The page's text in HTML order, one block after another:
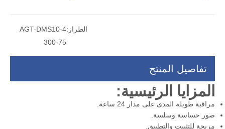
الطراز:AGT-DMS10-4
300-75
تفاصيل المنتج
المزايا الرئيسية:
مراقبة طويلة المدى على مدار 24 ساعة.
صور حساسة وسلسة.
مريحة للتثبيت والتطبيق.